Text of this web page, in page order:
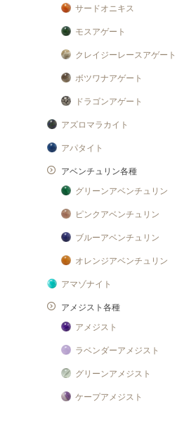
サードオニキス
モスアゲート
クレイジーレースアゲート
ボツワナアゲート
ドラゴンアゲート
アズロマラカイト
アパタイト
アベンチュリン各種
グリーンアベンチュリン
ピンクアベンチュリン
ブルーアベンチュリン
オレンジアベンチュリン
アマゾナイト
アメジスト各種
アメジスト
ラベンダーアメジスト
グリーンアメジスト
ケープアメジスト